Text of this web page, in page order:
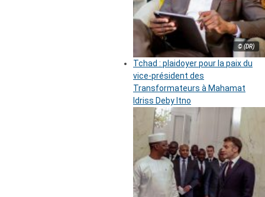
© (DR)
Tchad : plaidoyer pour la paix du
vice-président des
Transformateurs à Mahamat
Idriss Deby Itno